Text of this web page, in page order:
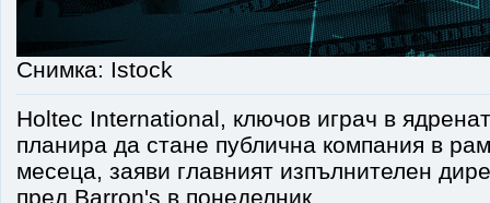
Снимка: Istock
Holtec International, ключов играч в
планира да стане публична компания в
месеца, заяви главният изпълнителен
пред Barron's в понеделник.